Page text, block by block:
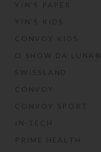
YIN’S PAPER
YIN’S KIDS
CONVOY KIDS
O SHOW DA LUNA®
SWISSLAND
CONVOY
CONVOY SPORT
IN-TECH
PRIME HEALTH